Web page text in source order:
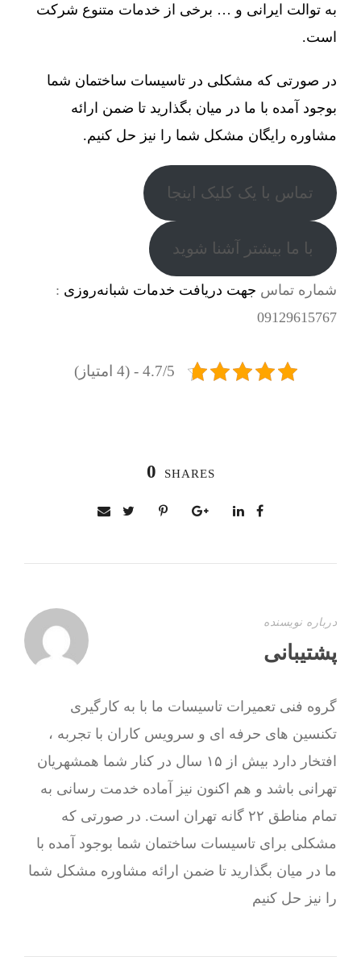
به توالت ایرانی و … برخی از خدمات متنوع شرکت
است.
در صورتی که مشکلی در تاسیسات ساختمان شما
بوجود آمده با ما در میان بگذارید تا ضمن ارائه
مشاوره رایگان مشکل شما را نیز حل کنیم.
تماس با یک کلیک اینجا
با ما بیشتر آشنا شوید
شماره تماس جهت دریافت خدمات شبانه‌روزی :
09129615767
4.7/5 - (4 امتیاز)
0 SHARES
درباره نویسنده
پشتیبانی
گروه فنی تعمیرات تاسیسات ما با به‌ کارگیری
تکنسین های حرفه ای و سرویس کاران با تجربه ،
افتخار دارد بیش از ۱۵ سال در کنار شما همشهریان
تهرانی باشد و هم اکنون نیز آماده خدمت رسانی به
تمام مناطق ۲۲ گانه تهران است. در صورتی که
مشکلی برای تاسیسات ساختمان شما بوجود آمده با
ما در میان بگذارید تا ضمن ارائه مشاوره مشکل شما
را نیز حل کنیم